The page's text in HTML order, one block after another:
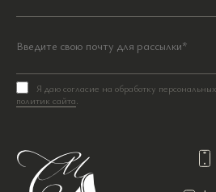
Я даю согласие на обработку
политик сайта